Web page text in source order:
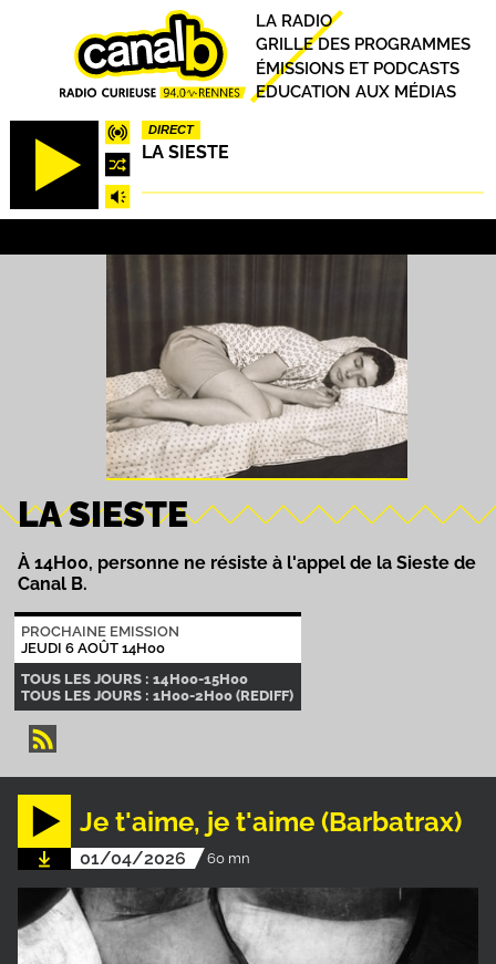
DIRECT
LA SIESTE
Principal
LA RADIO
GRILLE DES PROGRAMMES
ÉMISSIONS ET PODCASTS
EDUCATION AUX MÉDIAS
LA SIESTE
À 14H00, personne ne résiste à l'appel de la Sieste de
Canal B.
PROCHAINE EMISSION
JEUDI 6 AOÛT 14H00
TOUS LES JOURS : 14H00-15H00
TOUS LES JOURS : 1H00-2H00 (REDIFF)
Je t'aime, je t'aime (Barbatrax)
01/04/2026 60 mn